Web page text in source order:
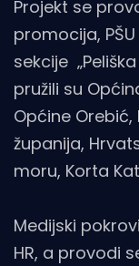
Projekt se
promocija,
sekcije
pružili su
Općine
županija,
moru, Korta
Medijski
HR, a provodi